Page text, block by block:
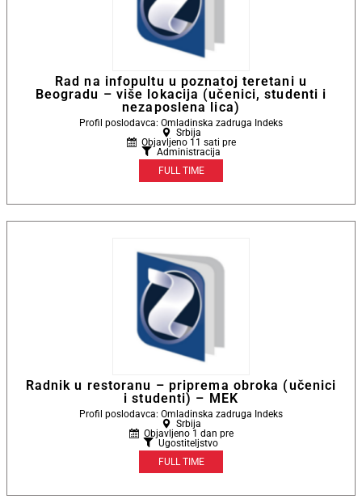
Rad na infopultu u poznatoj teretani u
Beogradu – više lokacija (učenici, studenti i
nezaposlena lica)
Profil poslodavca: Omladinska zadruga Indeks
Srbija
Objavljeno 11 sati pre
Administracija
FULL TIME
Radnik u restoranu – priprema obroka (učenici
i studenti) – MEK
Profil poslodavca: Omladinska zadruga Indeks
Srbija
Objavljeno 1 dan pre
Ugostiteljstvo
FULL TIME